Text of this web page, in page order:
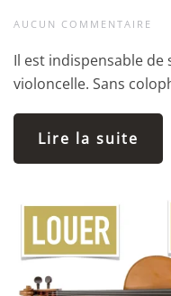
AUCUN COMMENTAIRE
Il est indispensable
violoncelle. Sans
Lire la suite